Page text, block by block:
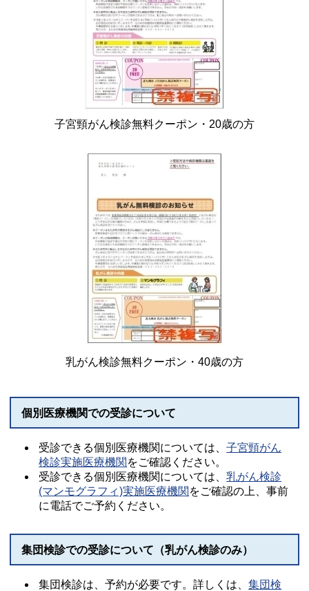
子宮頸がん検診無料クーポン・20歳の方
乳がん検診無料クーポン・40歳の方
個別医療機関での受診について
受診できる個別医療機関については、子宮頸がん
検診実施医療機関 をご確認ください。
受診できる個別医療機関については、乳がん検診
(マンモグラフィ)実施医療機関 をご確認の上、事前
に電話でご予約ください。
集団検診での受診について（乳がん検診のみ）
集団検診は、予約が必要です。詳しくは、集団検